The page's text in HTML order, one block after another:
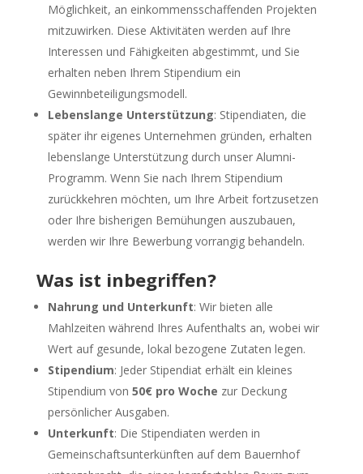
Möglichkeit, an einkommensschaffenden Projekten
mitzuwirken. Diese Aktivitäten werden auf Ihre
Interessen und Fähigkeiten abgestimmt, und Sie
erhalten neben Ihrem Stipendium ein
Gewinnbeteiligungsmodell.
Lebenslange Unterstützung: Stipendiaten, die
später ihr eigenes Unternehmen gründen, erhalten
lebenslange Unterstützung durch unser Alumni-
Programm. Wenn Sie nach Ihrem Stipendium
zurückkehren möchten, um Ihre Arbeit fortzusetzen
oder Ihre bisherigen Bemühungen auszubauen,
werden wir Ihre Bewerbung vorrangig behandeln.
Was ist inbegriffen?
Nahrung und Unterkunft: Wir bieten alle
Mahlzeiten während Ihres Aufenthalts an, wobei wir
Wert auf gesunde, lokal bezogene Zutaten legen.
Stipendium: Jeder Stipendiat erhält ein kleines
Stipendium von 50€ pro Woche zur Deckung
persönlicher Ausgaben.
Unterkunft: Die Stipendiaten werden in
Gemeinschaftsunterkünften auf dem Bauernhof